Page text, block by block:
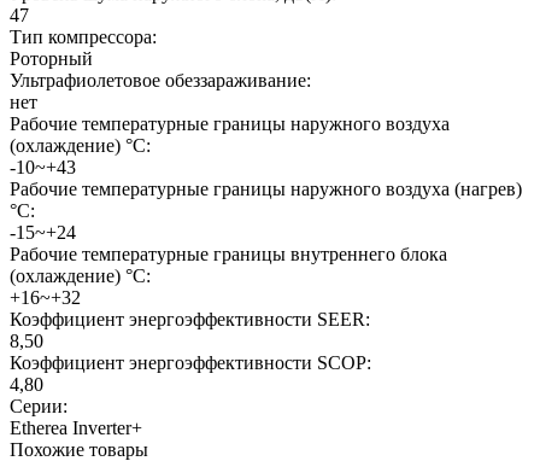
47
Тип компрессора:
Роторный
Ультрафиолетовое обеззараживание:
нет
Рабочие температурные границы наружного воздуха
(охлаждение) °C:
-10~+43
Рабочие температурные границы наружного воздуха (нагрев)
°C:
-15~+24
Рабочие температурные границы внутреннего блока
(охлаждение) °C:
+16~+32
Коэффициент энергоэффективности SEER:
8,50
Коэффициент энергоэффективности SCOP:
4,80
Серии:
Etherea Inverter+
Похожие товары